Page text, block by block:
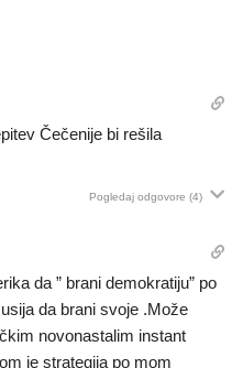
Čečenije bi rešila
Pogledaj odgovore (4)
da ” brani demokratiju” po
da brani svoje .Može
novonastalim instant
je strategija po mom